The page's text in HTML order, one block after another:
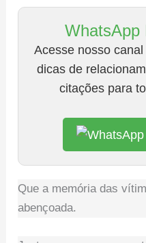
WhatsApp
Acesse nosso
dicas de
citações para
Que a memória das
abençoada.